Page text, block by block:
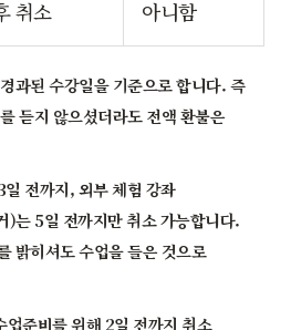
취소
아니함
과된 수강일을 기준으로 합니다. 즉
듣지 않으셨더라도 전액 환불은
전까지, 외부 체험 강좌
)는 5일 전까지만 취소 가능합니다.
밝히셔도 수업을 들은 것으로
업준비를 위해 2일 전까지 취소